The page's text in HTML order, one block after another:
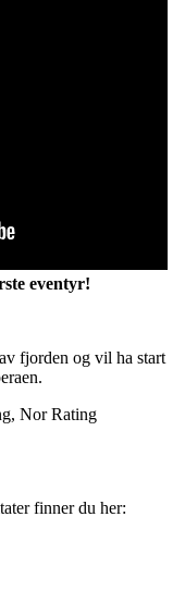
eventyr!
fjorden og vil ha start
Nor Rating
finner du her: